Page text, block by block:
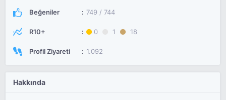
Beğeniler 749 / 744
R10+ 0 1 18
Profil Ziyareti 1.092
Hakkında